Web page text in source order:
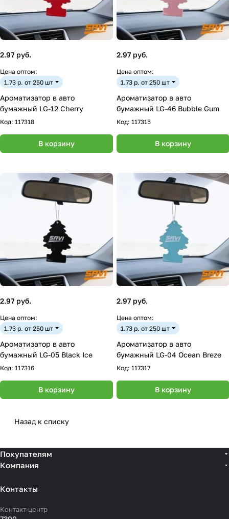
2.97 руб.
Цена оптом:
1.73 р. от 250 шт
Ароматизатор в авто
бумажный LG-12 Cherry
Код: 117318
В корзину
2.97 руб.
Цена оптом:
1.73 р. от 250 шт
Ароматизатор в авто
бумажный LG-46 Bubble Gum
Код: 117315
В корзину
2.97 руб.
Цена оптом:
1.73 р. от 250 шт
Ароматизатор в авто
бумажный LG-05 Black Ice
Код: 117316
В корзину
2.97 руб.
Цена оптом:
1.73 р. от 250 шт
Ароматизатор в авто
бумажный LG-04 Ocean Breze
Код: 117317
В корзину
Назад к списку
Покупателям
Компания
Контакты
Контакт-центр